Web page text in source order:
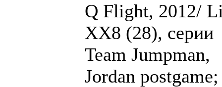
Q Flight, 2012/
XX8 (28), серии
Team Jumpman,
Jordan postgame;